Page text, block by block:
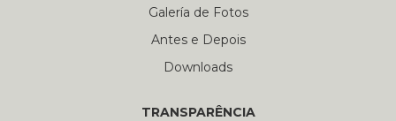
Galería de Fotos
Antes e Depois
Downloads
TRANSPARÊNCIA